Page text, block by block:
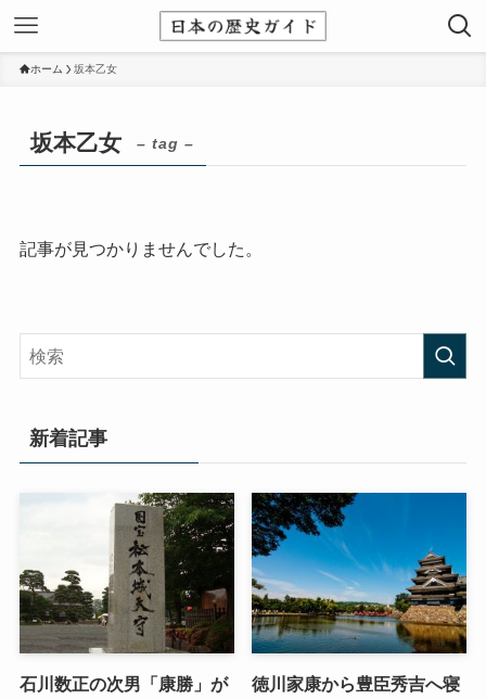
ホーム 坂本乙女
坂本乙女 – tag –
記事が見つかりませんでした。
新着記事
石川数正の次男「康勝」が
徳川家康から豊臣秀吉へ寝